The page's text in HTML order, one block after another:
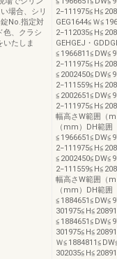
場合、シリ
No.指定対
色、クラシ
いたしま
GEG1644≦Ｗ
GEHGEJ・
幅高さW範囲（
（mm）DH範囲
幅高さW範囲（
（mm）DH範囲
Ｗ